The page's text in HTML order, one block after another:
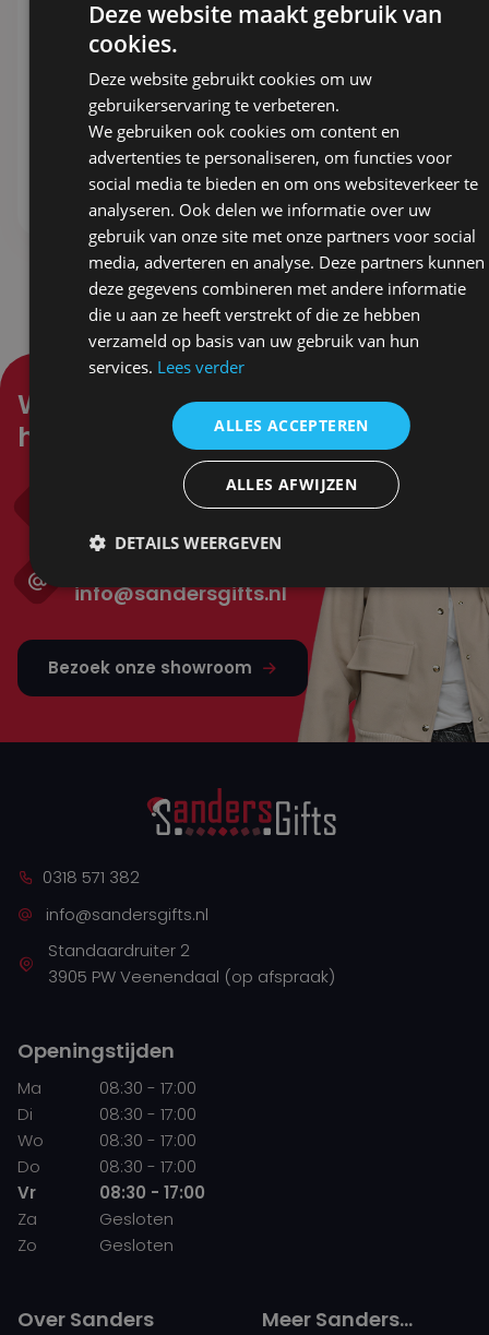
DREUG | Metworst
ex. BTW
Stel samen
tapenade op m’n
toastje – Tapenade
oude kaas
2,53 ex. BTW
Stel samen
Waar kunnen wij je mee
helpen?
info@sandersgifts.nl
Bezoek onze showroom
0318 571 382
info@sandersgifts.nl
Standaardruiter 2
3905 PW Veenendaal (op afspraak)
Openingstijden
Ma
08:30 - 17:00
Di
08:30 - 17:00
Wo
08:30 - 17:00
Do
08:30 - 17:00
Vr
08:30 - 17:00
Za
Gesloten
Zo
Gesloten
Over Sanders Meer Sanders…
Deze website maakt gebruik van
cookies.
Deze website gebruikt cookies om uw
gebruikerservaring te verbeteren.
We gebruiken ook cookies om content en
advertenties te personaliseren, om functies voor
social media te bieden en om ons websiteverkeer te
analyseren. Ook delen we informatie over uw
gebruik van onze site met onze partners voor social
media, adverteren en analyse. Deze partners kunnen
deze gegevens combineren met andere informatie
die u aan ze heeft verstrekt of die ze hebben
verzameld op basis van uw gebruik van hun
services. Lees verder
ALLES ACCEPTEREN
ALLES AFWIJZEN
DETAILS WEERGEVEN